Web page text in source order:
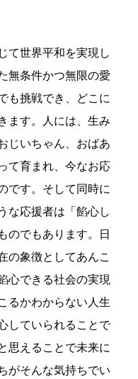
て世界平和を実現し
無条件かつ無限の愛
も挑戦でき、どこに
ます。人には、生み
じいちゃん、おばあ
て育まれ、今なお応
です。そして同時に
な応援者は「餡心し
のでもあります。日
の象徴としてあんこ
心できる社会の実現
るかわからない人生
していられることで
思えることで未来に
がそんな気持ちでい